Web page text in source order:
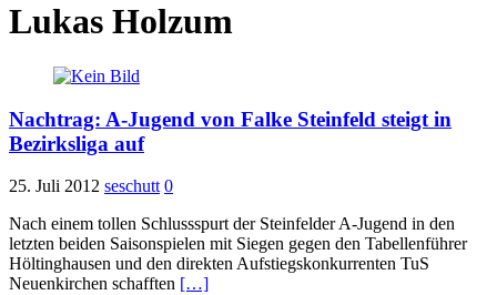
Lukas Holzum
Nachtrag: A-Jugend von Falke Steinfeld steigt in
Bezirksliga auf
25. Juli 2012 seschutt 0
Nach einem tollen Schlussspurt der Steinfelder A-Jugend in den
letzten beiden Saisonspielen mit Siegen gegen den Tabellenführer
Höltinghausen und den direkten Aufstiegskonkurrenten TuS
Neuenkirchen schafften […]